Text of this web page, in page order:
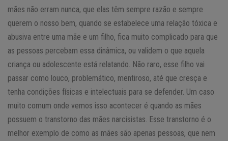
mães não erram nunca, que elas têm sempre razão e sempre
querem o nosso bem, quando se estabelece uma relação tóxica e
abusiva entre uma mãe e um filho, fica muito complicado para que
as pessoas percebam essa dinâmica, ou validem o que aquela
criança ou adolescente está relatando. Não raro, esse filho vai
passar como louco, problemático, mentiroso, até que cresça e
tenha condições físicas e intelectuais para se defender. Um caso
muito comum onde vemos isso acontecer é quando as mães
possuem o transtorno das mães narcisistas. Esse transtorno é o
melhor exemplo de como as mães são apenas pessoas, que nem